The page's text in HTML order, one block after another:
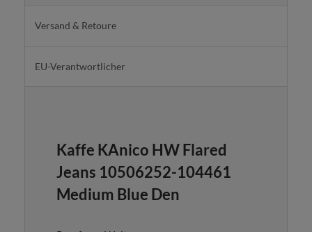
Versand & Retoure
EU-Verantwortlicher
Kaffe KAnico HW Flared
Jeans 10506252-104461
Medium Blue Den